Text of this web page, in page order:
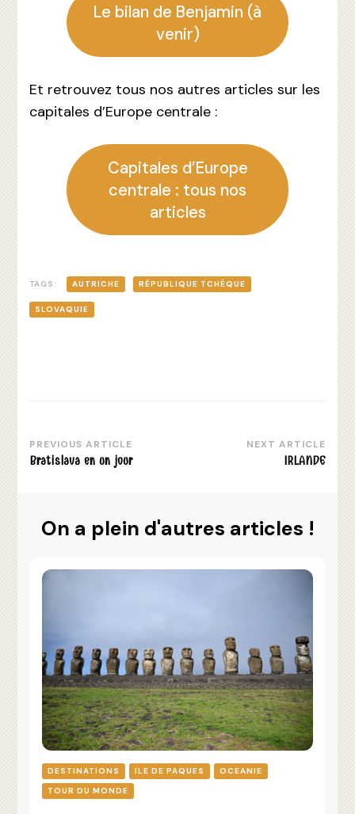
Le bilan de Benjamin (à
venir)
Et retrouvez tous nos autres articles sur les
capitales d’Europe centrale :
Capitales d’Europe
centrale : tous nos
articles
TAGS: AUTRICHE RÉPUBLIQUE TCHÈQUE
SLOVAQUIE
Post
PREVIOUS ARTICLE
Bratislava en un jour
NEXT ARTICLE
IRLANDE
On a plein d'autres articles !
DESTINATIONS ILE DE PAQUES
OCEANIE
TOUR DU MONDE